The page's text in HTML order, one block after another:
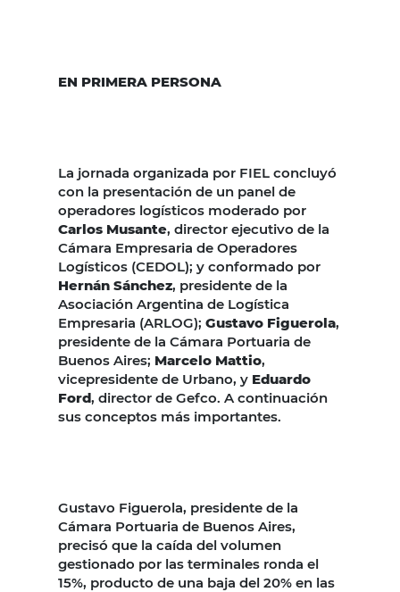
EN PRIMERA PERSONA
La jornada organizada por FIEL concluyó
con la presentación de un panel de
operadores logísticos moderado por
Carlos Musante, director ejecutivo de la
Cámara Empresaria de Operadores
Logísticos (CEDOL); y conformado por
Hernán Sánchez, presidente de la
Asociación Argentina de Logística
Empresaria (ARLOG); Gustavo Figuerola,
presidente de la Cámara Portuaria de
Buenos Aires; Marcelo Mattio,
vicepresidente de Urbano, y Eduardo
Ford, director de Gefco. A continuación
sus conceptos más importantes.
Gustavo Figuerola, presidente de la
Cámara Portuaria de Buenos Aires,
precisó que la caída del volumen
gestionado por las terminales ronda el
15%, producto de una baja del 20% en las